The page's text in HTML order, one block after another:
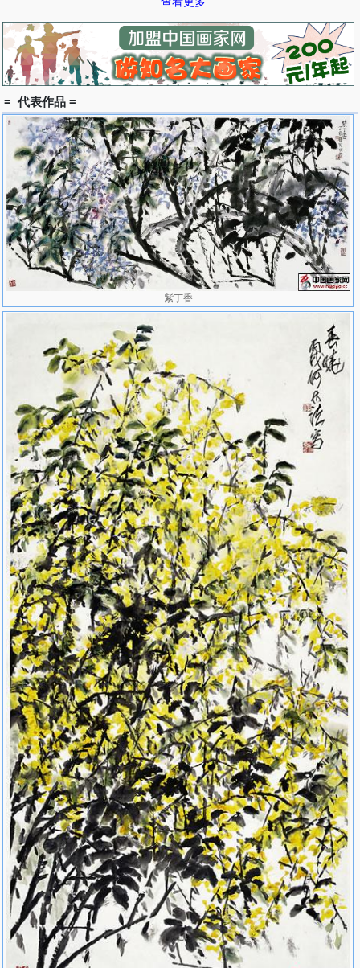
结构严谨，用笔圆润自如，设色典雅秀逸，写意则受青藤、八大之影
响，因而所作写意花鸟 气旺神畅，笔墨华滋，浑然天成，厚实灵
动，相映成趣。
何水法作品被中国美术馆、中国画研究院、中央军委、北京人民
大会堂、中南海紫光阁、勤政殿、怀仁堂、钓鱼台国宾馆和毛泽东纪
念堂及美国亚洲艺术博物馆、日本国际美协、澳洲东方艺术家协会所
收藏。出版有《何水法花鸟画集》、《何水法作品》、《何水法牡
丹》、《何水法画花》、《当代艺术家画库——何水法》、《百杰画
家——何水法》《水墨状态——何水法》、《工笔荷花技法》、《流
霞斋谈艺录》、《何水法——跨世纪杰出中国画家作品集》、《走进
画家——何水法》、《何水法国画解析》、《中国写意花鸟画技法》
（含CD—ROM光盘）、《何水法——四季花语》、《中国画精品系
列丛书——何水法工笔花鸟画》、《当代最具升值潜力的画家·何水
法》等二十余部。
◇ 何水法先生被中国美协多次特聘为全国性画展评审委员。
◇ 何水法作品被中国美协编入《中国当代美术家》（全国100位画
家）CD-ROM光盘（1996）。
◇ 被中国文联、中国美协评为“中国画坛百杰”（1997）、“中国百
杰画家”（1999）。
◇ 被中国艺术研究院、黄宾虹国际学术研讨会暨系列展览组织委
员会授予“2004·黄宾虹奖”（2004）。
教育：
1980年毕业于中国美术学院中国画系花鸟画研究生班。
= 代表作品 =
紫丁香